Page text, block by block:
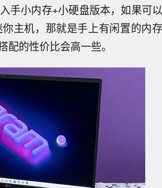
手小内存+小硬盘版本，如果可
主机，那就是手上有闲置的内
的性价比会高一些。